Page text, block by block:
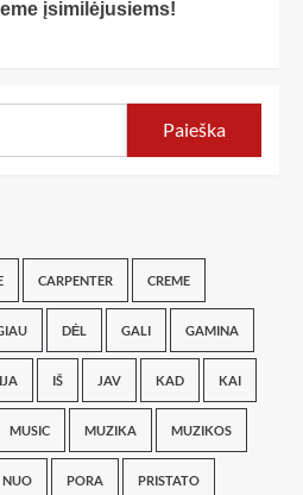
įsimilėjusiems!
CARPENTER CREME
DĖL GALI GAMINA
IŠ JAV KAD KAI
MUSIC MUZIKA MUZIKOS
NUO PORA PRISTATO